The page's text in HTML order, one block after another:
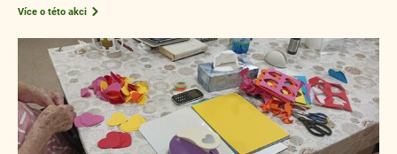
Více o této akci